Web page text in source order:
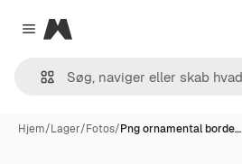
Close menu
Magnific
Hjem/Lager/Fotos/Png ornamental borde…